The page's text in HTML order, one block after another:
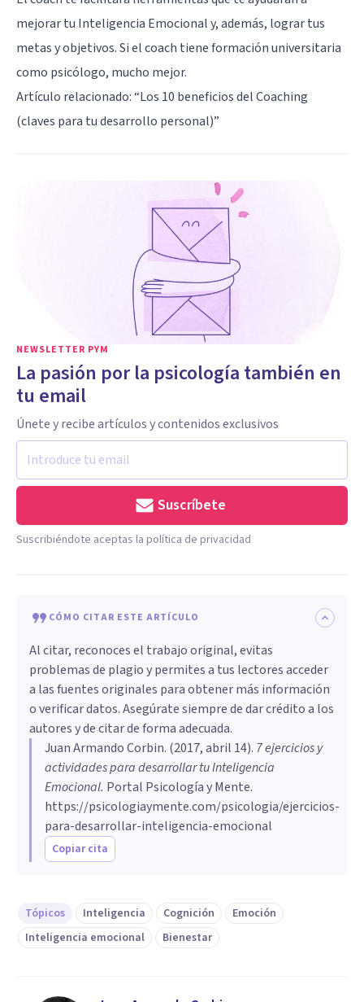
mejorar tu Inteligencia Emocional y, además, lograr tus
metas y objetivos. Si el coach tiene formación universitaria
como psicólogo, mucho mejor.
Artículo relacionado: “Los 10 beneficios del Coaching
(claves para tu desarrollo personal)”
NEWSLETTER PYM
La pasión por la psicología también en
tu email
Únete y recibe artículos y contenidos exclusivos
Suscríbete
Suscribiéndote aceptas la política de privacidad
CÓMO CITAR ESTE ARTÍCULO
Al citar, reconoces el trabajo original, evitas
problemas de plagio y permites a tus lectores acceder
a las fuentes originales para obtener más información
o verificar datos. Asegúrate siempre de dar crédito a los
autores y de citar de forma adecuada.
Juan Armando Corbin. (2017, abril 14). 7 ejercicios y
actividades para desarrollar tu Inteligencia
Emocional. Portal Psicología y Mente.
https://psicologiaymente.com/psicologia/ejercicios-
para-desarrollar-inteligencia-emocional
Copiar cita
Tópicos Inteligencia Cognición
Emoción
Inteligencia emocional
Bienestar